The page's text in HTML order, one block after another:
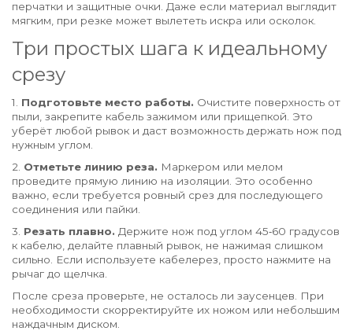
перчатки и защитные очки. Даже если материал выглядит
мягким, при резке может вылететь искра или осколок.
Три простых шага к идеальному
срезу
1. Подготовьте место работы. Очистите поверхность от
пыли, закрепите кабель зажимом или прищепкой. Это
уберёт любой рывок и даст возможность держать нож под
нужным углом.
2. Отметьте линию реза. Маркером или мелом
проведите прямую линию на изоляции. Это особенно
важно, если требуется ровный срез для последующего
соединения или пайки.
3. Резать плавно. Держите нож под углом 45‑60 градусов
к кабелю, делайте плавный рывок, не нажимая слишком
сильно. Если используете кабелерез, просто нажмите на
рычаг до щелчка.
После среза проверьте, не осталось ли заусенцев. При
необходимости скорректируйте их ножом или небольшим
наждачным диском.